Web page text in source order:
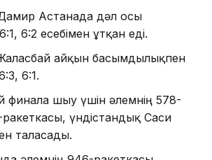
Астанада дәл осы
6:2 есебімен ұтқан еді.
айқын басымдылықпен
6:1.
финалға шығу үшін әлемнің 578-
үндістандық Саси
таласады.